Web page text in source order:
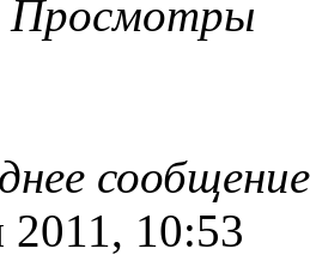
Просмотры
2011, 10:53